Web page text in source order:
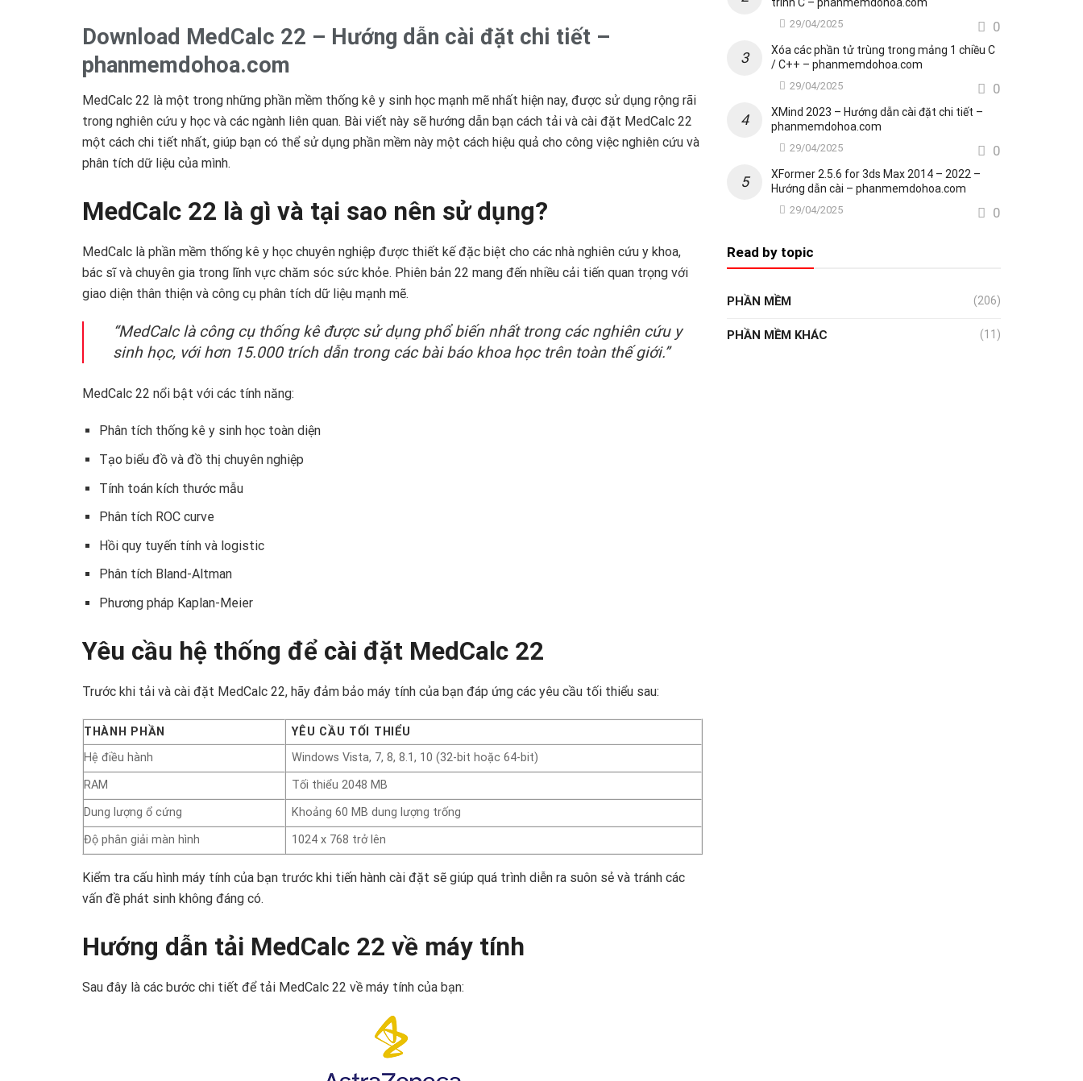
Download MedCalc 22 – Hướng dẫn cài đặt chi tiết –
phanmemdohoa.com
MedCalc 22 là một trong những phần mềm thống kê y sinh học mạnh mẽ nhất hiện nay, được sử dụng rộng rãi
trong nghiên cứu y học và các ngành liên quan. Bài viết này sẽ hướng dẫn bạn cách tải và cài đặt MedCalc 22
một cách chi tiết nhất, giúp bạn có thể sử dụng phần mềm này một cách hiệu quả cho công việc nghiên cứu và
phân tích dữ liệu của mình.
MedCalc 22 là gì và tại sao nên sử dụng?
MedCalc là phần mềm thống kê y học chuyên nghiệp được thiết kế đặc biệt cho các nhà nghiên cứu y khoa,
bác sĩ và chuyên gia trong lĩnh vực chăm sóc sức khỏe. Phiên bản 22 mang đến nhiều cải tiến quan trọng với
giao diện thân thiện và công cụ phân tích dữ liệu mạnh mẽ.
“MedCalc là công cụ thống kê được sử dụng phổ biến nhất trong các nghiên cứu y
sinh học, với hơn 15.000 trích dẫn trong các bài báo khoa học trên toàn thế giới.”
MedCalc 22 nổi bật với các tính năng:
Phân tích thống kê y sinh học toàn diện
Tạo biểu đồ và đồ thị chuyên nghiệp
Tính toán kích thước mẫu
Phân tích ROC curve
Hồi quy tuyến tính và logistic
Phân tích Bland-Altman
Phương pháp Kaplan-Meier
Yêu cầu hệ thống để cài đặt MedCalc 22
Trước khi tải và cài đặt MedCalc 22, hãy đảm bảo máy tính của bạn đáp ứng các yêu cầu tối thiểu sau:
THÀNH PHẦN
YÊU CẦU TỐI THIỂU
Hệ điều hành
Windows Vista, 7, 8, 8.1, 10 (32-bit hoặc 64-bit)
RAM
Tối thiểu 2048 MB
Dung lượng ổ cứng
Khoảng 60 MB dung lượng trống
Độ phân giải màn hình
1024 x 768 trở lên
Kiểm tra cấu hình máy tính của bạn trước khi tiến hành cài đặt sẽ giúp quá trình diễn ra suôn sẻ và tránh các
vấn đề phát sinh không đáng có.
Hướng dẫn tải MedCalc 22 về máy tính
Sau đây là các bước chi tiết để tải MedCalc 22 về máy tính của bạn:
trình C – phanmemdohoa.com
29/04/2025 0
Xóa các phần tử trùng trong mảng 1 chiều C
/ C++ – phanmemdohoa.com
29/04/2025 0
XMind 2023 – Hướng dẫn cài đặt chi tiết –
phanmemdohoa.com
29/04/2025 0
XFormer 2.5.6 for 3ds Max 2014 – 2022 –
Hướng dẫn cài – phanmemdohoa.com
29/04/2025 0
Read by topic
PHẦN MỀM (206)
PHẦN MỀM KHÁC (11)